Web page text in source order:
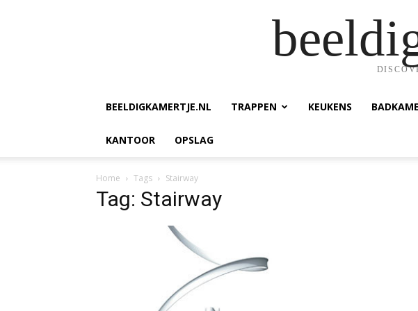
BEELDIGKAMERTJE.NL TRAPPEN KEUKENS
KANTOOR OPSLAG
Home Tags Stairway
Tag: Stairway